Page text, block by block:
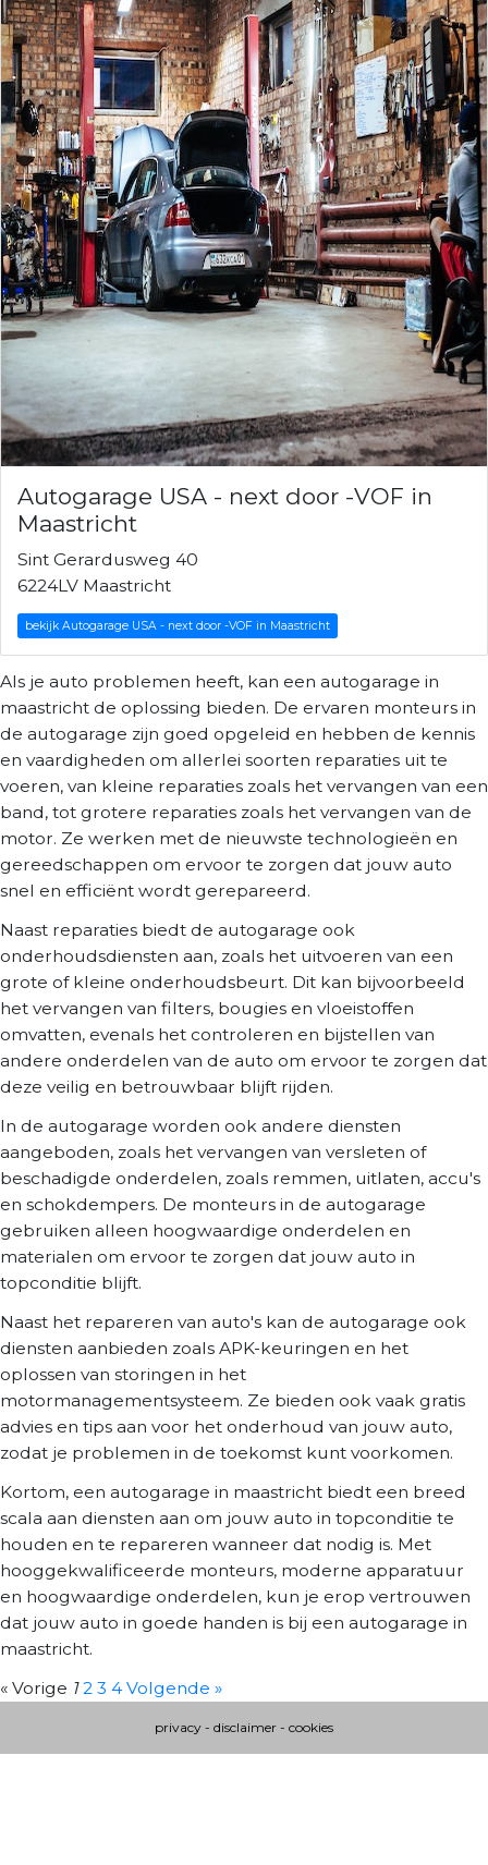
Autogarage USA - next door -VOF in
Maastricht
Sint Gerardusweg 40
6224LV Maastricht
bekijk Autogarage USA - next door -VOF in Maastricht
Als je auto problemen heeft, kan een autogarage in
maastricht de oplossing bieden. De ervaren monteurs in
de autogarage zijn goed opgeleid en hebben de kennis
en vaardigheden om allerlei soorten reparaties uit te
voeren, van kleine reparaties zoals het vervangen van een
band, tot grotere reparaties zoals het vervangen van de
motor. Ze werken met de nieuwste technologieën en
gereedschappen om ervoor te zorgen dat jouw auto
snel en efficiënt wordt gerepareerd.
Naast reparaties biedt de autogarage ook
onderhoudsdiensten aan, zoals het uitvoeren van een
grote of kleine onderhoudsbeurt. Dit kan bijvoorbeeld
het vervangen van filters, bougies en vloeistoffen
omvatten, evenals het controleren en bijstellen van
andere onderdelen van de auto om ervoor te zorgen dat
deze veilig en betrouwbaar blijft rijden.
In de autogarage worden ook andere diensten
aangeboden, zoals het vervangen van versleten of
beschadigde onderdelen, zoals remmen, uitlaten, accu's
en schokdempers. De monteurs in de autogarage
gebruiken alleen hoogwaardige onderdelen en
materialen om ervoor te zorgen dat jouw auto in
topconditie blijft.
Naast het repareren van auto's kan de autogarage ook
diensten aanbieden zoals APK-keuringen en het
oplossen van storingen in het
motormanagementsysteem. Ze bieden ook vaak gratis
advies en tips aan voor het onderhoud van jouw auto,
zodat je problemen in de toekomst kunt voorkomen.
Kortom, een autogarage in maastricht biedt een breed
scala aan diensten aan om jouw auto in topconditie te
houden en te repareren wanneer dat nodig is. Met
hooggekwalificeerde monteurs, moderne apparatuur
en hoogwaardige onderdelen, kun je erop vertrouwen
dat jouw auto in goede handen is bij een autogarage in
maastricht.
« Vorige 1 2 3 4 Volgende »
privacy - disclaimer - cookies